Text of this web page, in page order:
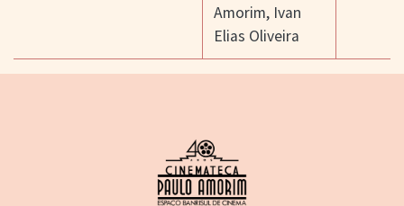
Amorim, Ivan
Elias Oliveira